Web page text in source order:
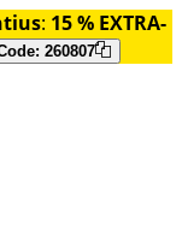
: 15 % EXTRA-
260807